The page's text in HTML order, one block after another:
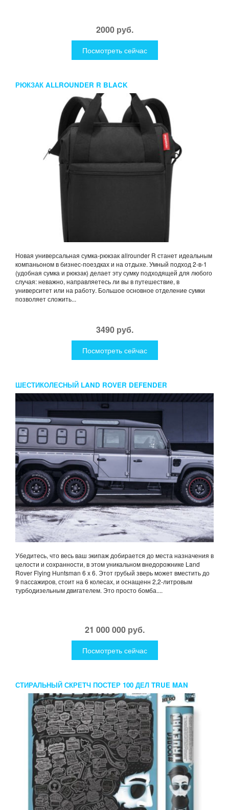
2000 руб.
Посмотреть сейчас
РЮКЗАК ALLROUNDER R BLACK
Новая универсальная сумка-рюкзак allrounder R станет идеальным
компаньоном в бизнес-поездках и на отдыхе. Умный подход 2-в-1
(удобная сумка и рюкзак) делает эту сумку подходящей для любого
случая: неважно, направляетесь ли вы в путешествие, в
университет или на работу. Большое основное отделение сумки
позволяет сложить...
3490 руб.
Посмотреть сейчас
ШЕСТИКОЛЕСНЫЙ LAND ROVER DEFENDER
Убедитесь, что весь ваш экипаж добирается до места назначения в
целости и сохранности, в этом уникальном внедорожнике Land
Rover Flying Huntsman 6 x 6. Этот грубый зверь может вместить до
9 пассажиров, стоит на 6 колесах, и оснащенн 2,2-литровым
турбодизельным двигателем. Это просто бомба....
21 000 000 руб.
Посмотреть сейчас
СТИРАЛЬНЫЙ СКРЕТЧ ПОСТЕР 100 ДЕЛ TRUE MAN
EDITION